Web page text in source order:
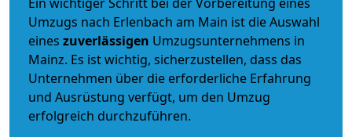
Umzugs nach Erlenbach am Main ist die Auswahl
eines zuverlässigen Umzugsunternehmens in
Mainz. Es ist wichtig, sicherzustellen, dass das
Unternehmen über die erforderliche Erfahrung
und Ausrüstung verfügt, um den Umzug
erfolgreich durchzuführen.